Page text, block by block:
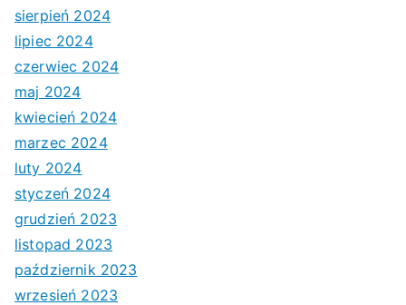
sierpień 2024
lipiec 2024
czerwiec 2024
maj 2024
kwiecień 2024
marzec 2024
luty 2024
styczeń 2024
grudzień 2023
listopad 2023
październik 2023
wrzesień 2023